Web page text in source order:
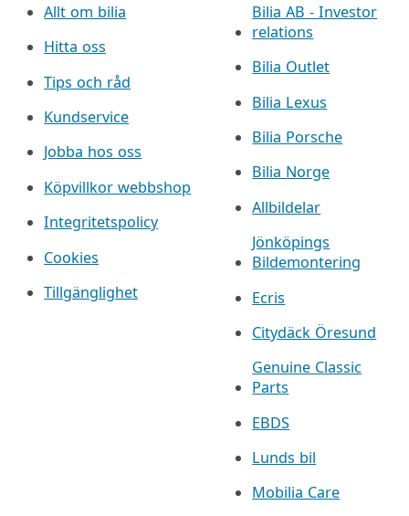
Allt om bilia
Hitta oss
Tips och råd
Kundservice
Jobba hos oss
Köpvillkor webbshop
Integritetspolicy
Cookies
Tillgänglighet
Bilia AB - Investor
relations
Bilia Outlet
Bilia Lexus
Bilia Porsche
Bilia Norge
Allbildelar
Jönköpings
Bildemontering
Ecris
Citydäck Öresund
Genuine Classic
Parts
EBDS
Lunds bil
Mobilia Care